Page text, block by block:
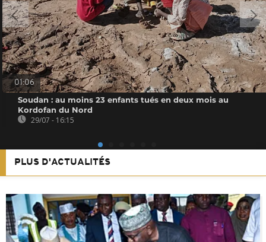
01:06
Soudan : au moins 23 enfants tués en deux mois au
Kordofan du Nord
29/07 - 16:15
PLUS D'ACTUALITÉS